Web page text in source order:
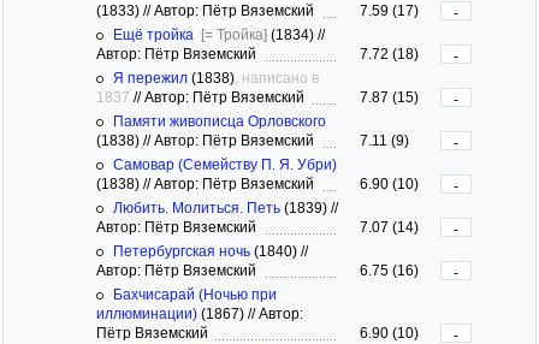
(1833) //Автор: Пётр Вяземский 7.59 (17)
-
Ещё тройка [= Тройка] (1834) //
Автор: Пётр Вяземский
7.72 (18)
-
Я пережил (1838) , написано в
1837 //Автор: Пётр Вяземский 7.87 (15)
-
Памяти живописца Орловского
(1838) //Автор: Пётр Вяземский 7.11 (9)
-
Самовар (Семейству П. Я. Убри)
(1838) //Автор: Пётр Вяземский 6.90 (10)
-
Любить. Молиться. Петь (1839) //
Автор: Пётр Вяземский
7.07 (14)
-
Петербургская ночь (1840) //
Автор: Пётр Вяземский
6.75 (16)
-
Бахчисарай (Ночью при
иллюминации) (1867) //Автор:
Пётр Вяземский
6.90 (10)
-